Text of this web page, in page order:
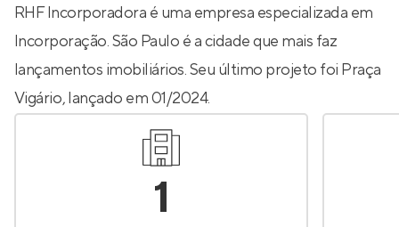
RHF Incorporadora é uma empresa especializada em
Incorporação. São Paulo é a cidade que mais faz
lançamentos imobiliários. Seu último projeto foi Praça
Vigário, lançado em 01/2024.
1